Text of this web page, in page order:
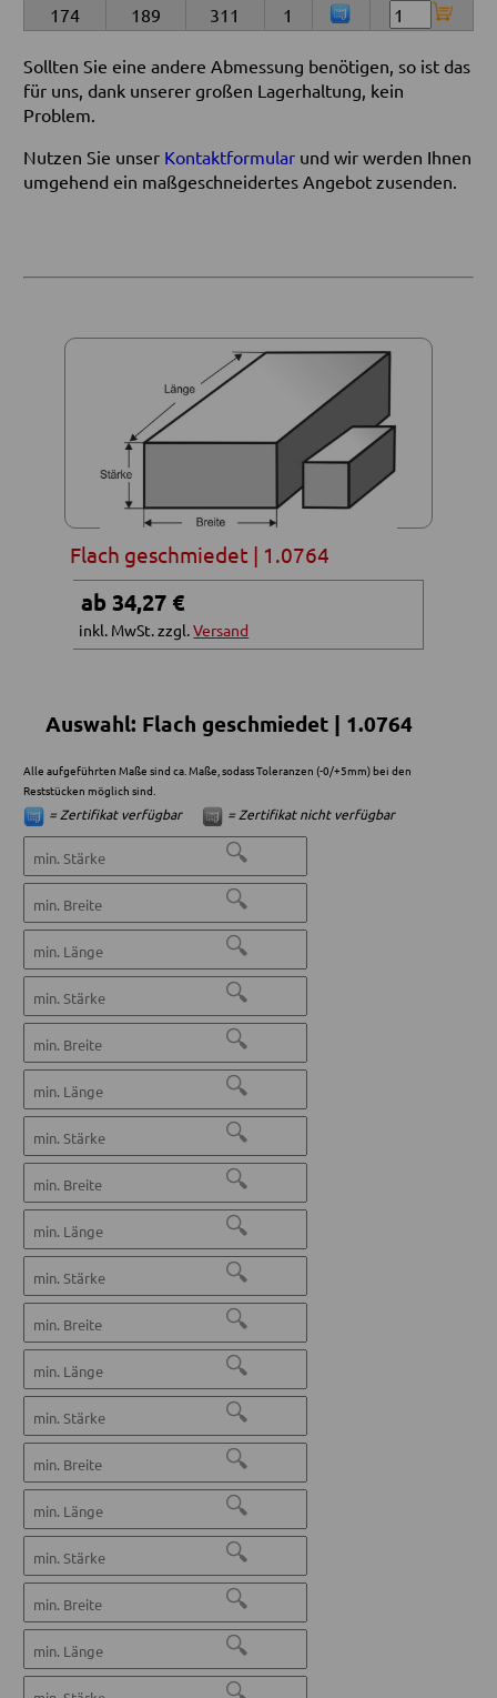
174
189 311 1
Sollten Sie eine andere Abmessung benötigen, so ist das
für uns, dank unserer großen Lagerhaltung, kein
Problem.
Nutzen Sie unser Kontaktformularund wir werden Ihnen
umgehend ein maßgeschneidertes Angebot zusenden.
Flach geschmiedet | 1.0764
ab 34,27 €
inkl. MwSt. zzgl.Versand
Auswahl: Flach geschmiedet | 1.0764
Alle aufgeführten Maße sind ca. Maße, sodass Toleranzen (-0/+5mm) bei den
Reststücken möglich sind.
= Zertifikat verfügbar = Zertifikat nicht verfügbar
🔍
🔍
🔍
🔍
🔍
🔍
🔍
🔍
🔍
🔍
🔍
🔍
🔍
🔍
🔍
🔍
🔍
🔍
🔍